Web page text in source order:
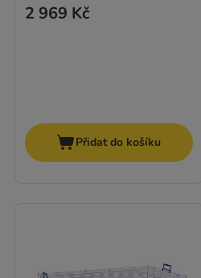
2 969 Kč
Přidat do košíku